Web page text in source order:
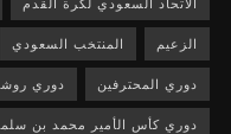
الزعيم المنتخب السعودي
دوري المحترفين دوري
دوري كأس الأمير محمد بن